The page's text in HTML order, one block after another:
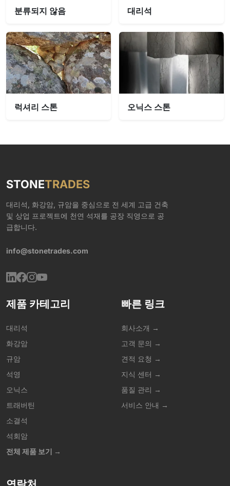
분류되지 않음 대리석
럭셔리 스톤 오닉스 스톤
STONETRADES
대리석, 화강암, 규암을 중심으로 전 세계 고급 건축
및 상업 프로젝트에 천연 석재를 공장 직영으로 공
급합니다.
info@stonetrades.com
제품 카테고리
대리석
화강암
규암
석영
오닉스
트래버틴
소결석
석회암
전체 제품 보기 →
빠른 링크
회사소개 →
고객 문의 →
견적 요청 →
지식 센터 →
품질 관리 →
서비스 안내 →